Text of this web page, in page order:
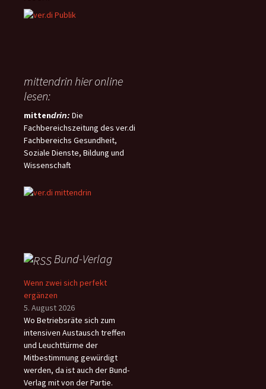
mittendrin hier online
lesen:
mittendrin: Die
Fachbereichszeitung des ver.di
Fachbereichs Gesundheit,
Soziale Dienste, Bildung und
Wissenschaft
Bund-Verlag
Wenn zwei sich perfekt
ergänzen
5. August 2026
Wo Betriebsräte sich zum
intensiven Austausch treffen
und Leuchttürme der
Mitbestimmung gewürdigt
werden, da ist auch der Bund-
Verlag mit von der Partie.